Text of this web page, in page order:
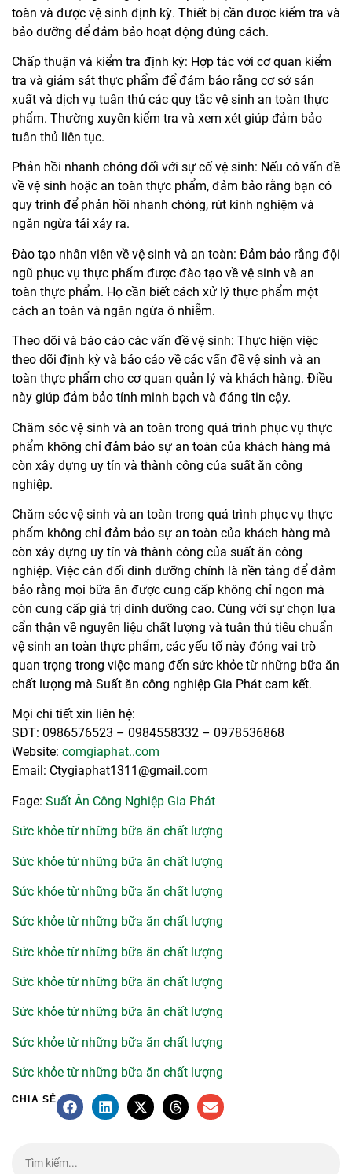
toàn và được vệ sinh định kỳ. Thiết bị cần được kiểm tra và
bảo dưỡng để đảm bảo hoạt động đúng cách.
Chấp thuận và kiểm tra định kỳ: Hợp tác với cơ quan kiểm
tra và giám sát thực phẩm để đảm bảo rằng cơ sở sản
xuất và dịch vụ tuân thủ các quy tắc vệ sinh an toàn thực
phẩm. Thường xuyên kiểm tra và xem xét giúp đảm bảo
tuân thủ liên tục.
Phản hồi nhanh chóng đối với sự cố vệ sinh: Nếu có vấn đề
về vệ sinh hoặc an toàn thực phẩm, đảm bảo rằng bạn có
quy trình để phản hồi nhanh chóng, rút kinh nghiệm và
ngăn ngừa tái xảy ra.
Đào tạo nhân viên về vệ sinh và an toàn: Đảm bảo rằng đội
ngũ phục vụ thực phẩm được đào tạo về vệ sinh và an
toàn thực phẩm. Họ cần biết cách xử lý thực phẩm một
cách an toàn và ngăn ngừa ô nhiễm.
Theo dõi và báo cáo các vấn đề vệ sinh: Thực hiện việc
theo dõi định kỳ và báo cáo về các vấn đề vệ sinh và an
toàn thực phẩm cho cơ quan quản lý và khách hàng. Điều
này giúp đảm bảo tính minh bạch và đáng tin cậy.
Chăm sóc vệ sinh và an toàn trong quá trình phục vụ thực
phẩm không chỉ đảm bảo sự an toàn của khách hàng mà
còn xây dựng uy tín và thành công của suất ăn công
nghiệp.
Chăm sóc vệ sinh và an toàn trong quá trình phục vụ thực
phẩm không chỉ đảm bảo sự an toàn của khách hàng mà
còn xây dựng uy tín và thành công của suất ăn công
nghiệp. Việc cân đối dinh dưỡng chính là nền tảng để đảm
bảo rằng mọi bữa ăn được cung cấp không chỉ ngon mà
còn cung cấp giá trị dinh dưỡng cao. Cùng với sự chọn lựa
cẩn thận về nguyên liệu chất lượng và tuân thủ tiêu chuẩn
vệ sinh an toàn thực phẩm, các yếu tố này đóng vai trò
quan trọng trong việc mang đến sức khỏe từ những bữa ăn
chất lượng mà Suất ăn công nghiệp Gia Phát cam kết.
Mọi chi tiết xin liên hệ:
SĐT: 0986576523 – 0984558332 – 0978536868
Website: comgiaphat..com
Email: Ctygiaphat1311@gmail.com
Fage: Suất Ăn Công Nghiệp Gia Phát
Sức khỏe từ những bữa ăn chất lượng
Sức khỏe từ những bữa ăn chất lượng
Sức khỏe từ những bữa ăn chất lượng
Sức khỏe từ những bữa ăn chất lượng
Sức khỏe từ những bữa ăn chất lượng
Sức khỏe từ những bữa ăn chất lượng
Sức khỏe từ những bữa ăn chất lượng
Sức khỏe từ những bữa ăn chất lượng
Sức khỏe từ những bữa ăn chất lượng
CHIA SẺ